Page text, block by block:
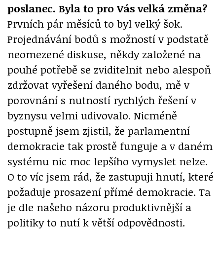
poslanec. Byla to pro Vás velká změna?
Prvních pár měsíců to byl velký šok.
Projednávání bodů s možností v podstatě
neomezené diskuse, někdy založené na
pouhé potřebě se zviditelnit nebo alespoň
zdržovat vyřešení daného bodu, mě v
porovnání s nutností rychlých řešení v
byznysu velmi udivovalo. Nicméně
postupně jsem zjistil, že parlamentní
demokracie tak prostě funguje a v daném
systému nic moc lepšího vymyslet nelze.
O to víc jsem rád, že zastupuji hnutí, které
požaduje prosazení přímé demokracie. Ta
je dle našeho názoru produktivnější a
politiky to nutí k větší odpovědnosti.